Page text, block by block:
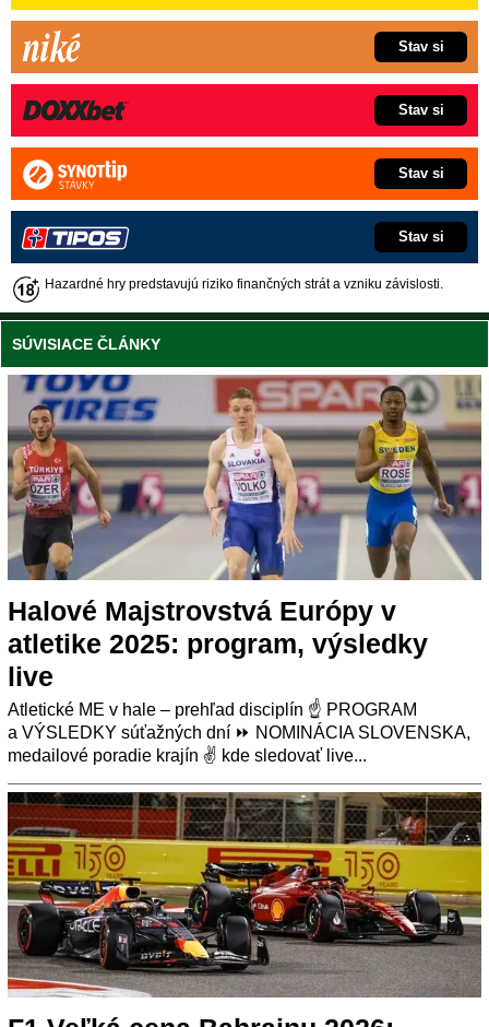
Stav si
Stav si
Stav si
Stav si
Hazardné hry predstavujú riziko finančných strát a vzniku závislosti.
SÚVISIACE ČLÁNKY
Halové Majstrovstvá Európy v
atletike 2025: program, výsledky
live
Atletické ME v hale – prehľad disciplín ☝ PROGRAM
a VÝSLEDKY súťažných dní ⏩ NOMINÁCIA SLOVENSKA,
medailové poradie krajín ✌ kde sledovať live...